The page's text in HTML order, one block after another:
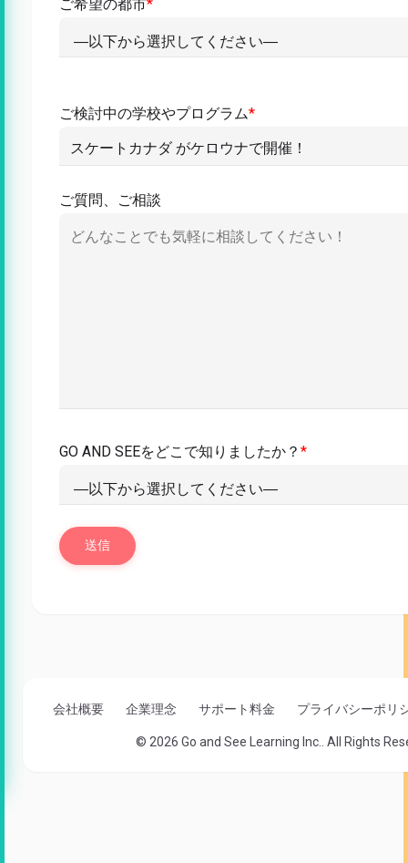
ご希望の都市*
ご検討中の学校やプログラム*
ご質問、ご相談
GO AND SEEをどこで知りましたか？ *
会社概要 企業理念 サポート料金 プライバシーポリ
© 2026 Go and See Learning Inc.. All Rights